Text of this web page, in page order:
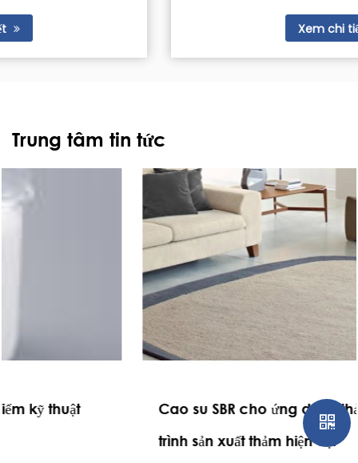
Trung tâm tin tức
Cao su SBR cho ứng dụng thảm trong quy
trình sản xuất thảm hiện đại